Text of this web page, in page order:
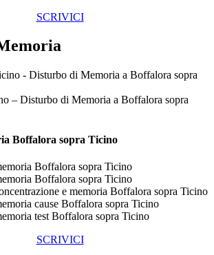
SCRIVICI
– Disturbo di Memoria a Boffalora sopra
Boffalora sopra Ticino
Boffalora sopra Ticino
Boffalora sopra Ticino
e memoria Boffalora sopra Ticino
cause Boffalora sopra Ticino
test Boffalora sopra Ticino
SCRIVICI